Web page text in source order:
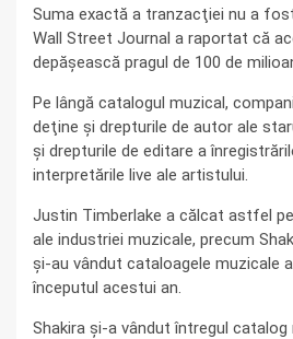
Suma exactă a tranzacţiei nu a
Wall Street Journal a raportat că
depăşească pragul de 100 de
Pe lângă catalogul muzical,
deţine şi drepturile de autor ale
şi drepturile de editare a
interpretările live ale artistului.
Justin Timberlake a călcat astfel
ale industriei muzicale, precum
şi-au vândut cataloagele muzicale
începutul acestui an.
Shakira şi-a vândut întregul